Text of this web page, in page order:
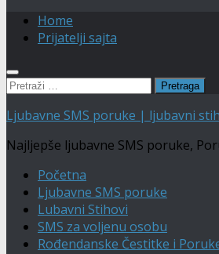
Home
Prijatelji sajta
Pretraga:
Ljubavne SMS poruke | ljubavni
Najljepše ljubavne SMS poruke,
Početna
Ljubavne SMS poruke
Lubavni Stihovi
SMS za voljenu osobu
Rođendanske Čestitke i